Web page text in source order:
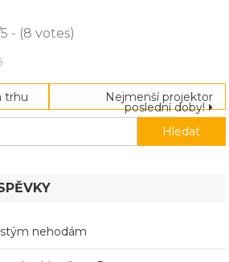
- (8 votes)
trhu Nejmenší projektor
poslední doby!
nehodám